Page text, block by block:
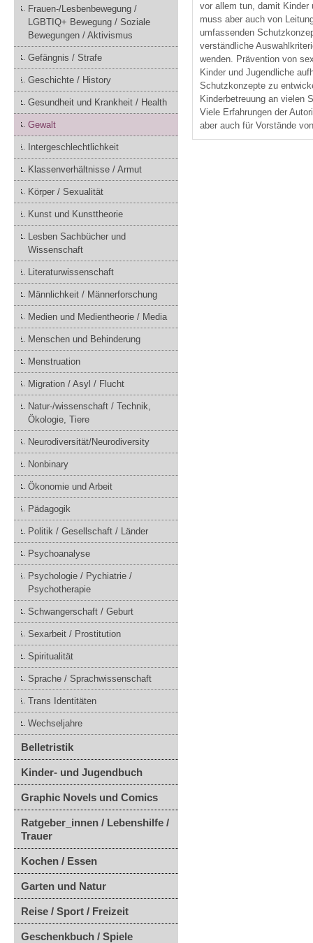
Frauen-/Lesbenbewegung /
LGBTIQ+ Bewegung / Soziale
Bewegungen / Aktivismus
Gefängnis / Strafe
Geschichte / History
Gesundheit und Krankheit / Health
Gewalt
Intergeschlechtlichkeit
Klassenverhältnisse / Armut
Körper / Sexualität
Kunst und Kunsttheorie
Lesben Sachbücher und
Wissenschaft
Literaturwissenschaft
Männlichkeit / Männerforschung
Medien und Medientheorie / Media
Menschen und Behinderung
Menstruation
Migration / Asyl / Flucht
Natur-/wissenschaft / Technik,
Ökologie, Tiere
Neurodiversität/Neurodiversity
Nonbinary
Ökonomie und Arbeit
Pädagogik
Politik / Gesellschaft / Länder
Psychoanalyse
Psychologie / Pychiatrie /
Psychotherapie
Schwangerschaft / Geburt
Sexarbeit / Prostitution
Spiritualität
Sprache / Sprachwissenschaft
Trans Identitäten
Wechseljahre
Belletristik
Kinder- und Jugendbuch
Graphic Novels und Comics
Ratgeber_innen / Lebenshilfe /
Trauer
Kochen / Essen
Garten und Natur
Reise / Sport / Freizeit
Geschenkbuch / Spiele
vor allem tun, damit Kinder
muss aber auch von
umfassenden
verständliche
wenden. Prävention von
Kinder und Jugendliche
Schutzkonzepte zu
Kinderbetreuung an vielen
Viele Erfahrungen der
aber auch für Vorstände